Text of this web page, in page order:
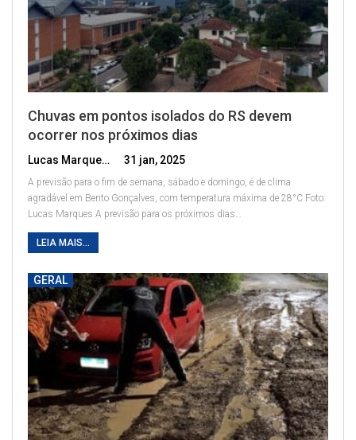
Chuvas em pontos isolados do RS devem
ocorrer nos próximos dias
Lucas Marques 31 jan, 2025
A previsão para o fim de semana, sábado e domingo, é de clima
agradável em Bento Gonçalves, com temperatura máxima de 28°C Foto:
Lucas Marques A previsão para os próximos dias
LEIA MAIS...
GERAL